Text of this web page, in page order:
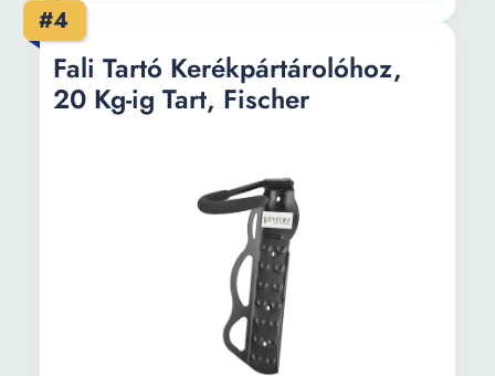
#4
Fali Tartó Kerékpártárolóhoz,
20 Kg-ig Tart, Fischer